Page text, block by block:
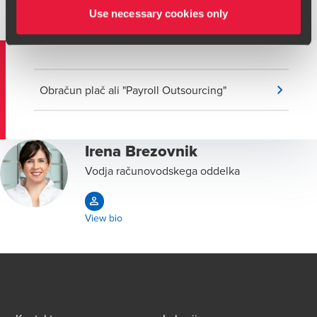
Use necessary cookies only
zaposlitvi delavca.
Obračun plač ali "Payroll Outsourcing"
Irena Brezovnik
Vodja računovodskega oddelka
View bio